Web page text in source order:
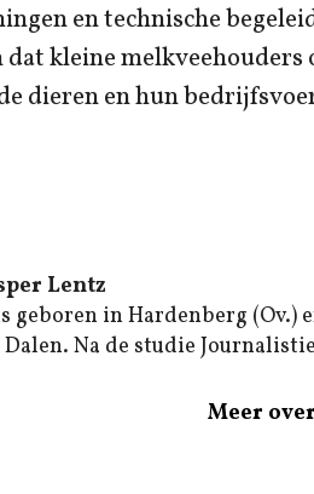
en technische
kleine melkveehouders
dieren en hun
Lentz
geboren in Hardenberg (Ov.)
Na de studie
Meer